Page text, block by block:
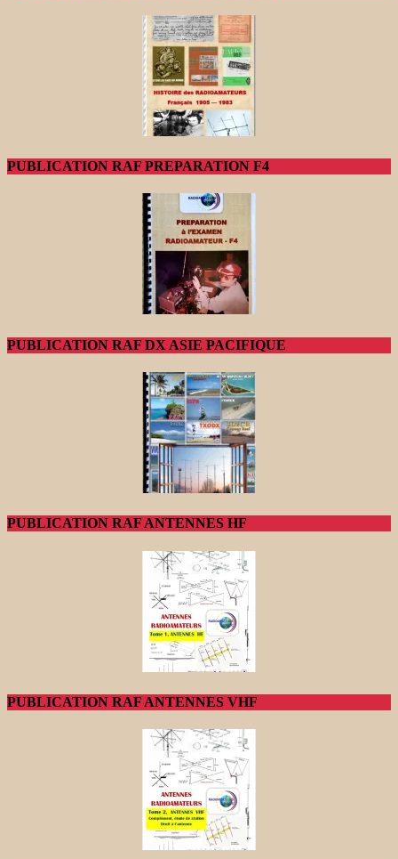
PUBLICATION RAF PREPARATION F4
PUBLICATION RAF DX ASIE PACIFIQUE
PUBLICATION RAF ANTENNES HF
PUBLICATION RAF ANTENNES VHF